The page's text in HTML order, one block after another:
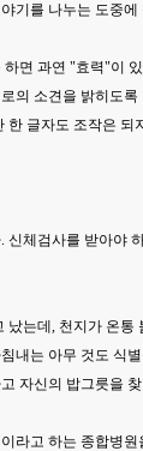
기를 나누는 도중
면 과연 "효력"이
의 소견을 밝히도록
한 글자도 조작은 되
신체검사를 받아야
났는데, 천지가 온
내는 아무 것도 식
자신의 밥그릇을
라고 하는 종합병